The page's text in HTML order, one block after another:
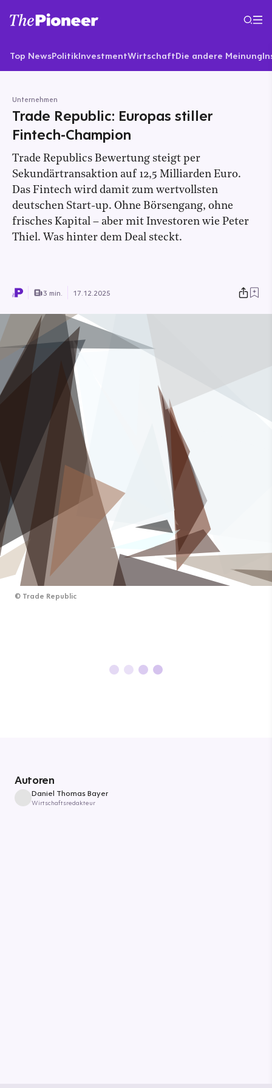
Top NewsPolitikInvestmentWirtschaftDie andere Meinung
Unternehmen
Trade Republic: Europas stiller
Fintech-Champion
Trade Republics Bewertung steigt per
Sekundärtransaktion auf 12,5 Milliarden Euro.
Das Fintech wird damit zum wertvollsten
deutschen Start-up. Ohne Börsengang, ohne
frisches Kapital – aber mit Investoren wie Peter
Thiel. Was hinter dem Deal steckt.
3 min. 17.12.2025
© Trade Republic
Autoren
Daniel Thomas Bayer
Wirtschaftsredakteur